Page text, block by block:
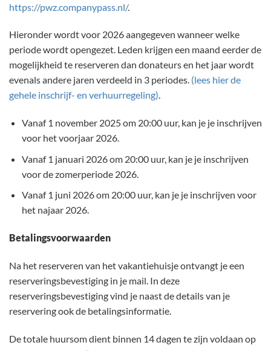
https://pwz.companypass.nl/.
Hieronder wordt voor 2026 aangegeven wanneer welke
periode wordt opengezet. Leden krijgen een maand eerder de
mogelijkheid te reserveren dan donateurs en het jaar wordt
evenals andere jaren verdeeld in 3 periodes. (lees hier de
gehele inschrijf- en verhuurregeling).
Vanaf 1 november 2025 om 20:00 uur, kan je je inschrijven
voor het voorjaar 2026.
Vanaf 1 januari 2026 om 20:00 uur, kan je je inschrijven
voor de zomerperiode 2026.
Vanaf 1 juni 2026 om 20:00 uur, kan je je inschrijven voor
het najaar 2026.
Betalingsvoorwaarden
Na het reserveren van het vakantiehuisje ontvangt je een
reserveringsbevestiging in je mail. In deze
reserveringsbevestiging vind je naast de details van je
reservering ook de betalingsinformatie.
De totale huursom dient binnen 14 dagen te zijn voldaan op